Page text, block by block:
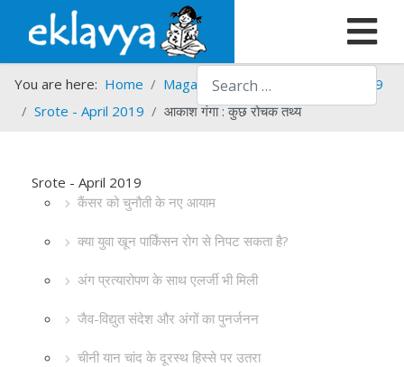
Search
You are here: Home Magazines Srote
Srote - 2019
Srote - April 2019
आकाश गंगा : कुछ रोचक तथ्य
Srote - April 2019
कैंसर को चुनौती के नए आयाम
क्या युवा खून पार्किंसन रोग से निपट सकता है?
अंग प्रत्यारोपण के साथ एलर्जी भी मिली
जैव-विद्युत संदेश और अंगों का पुनर्जनन
चीनी यान चांद के दूरस्थ हिस्से पर उतरा